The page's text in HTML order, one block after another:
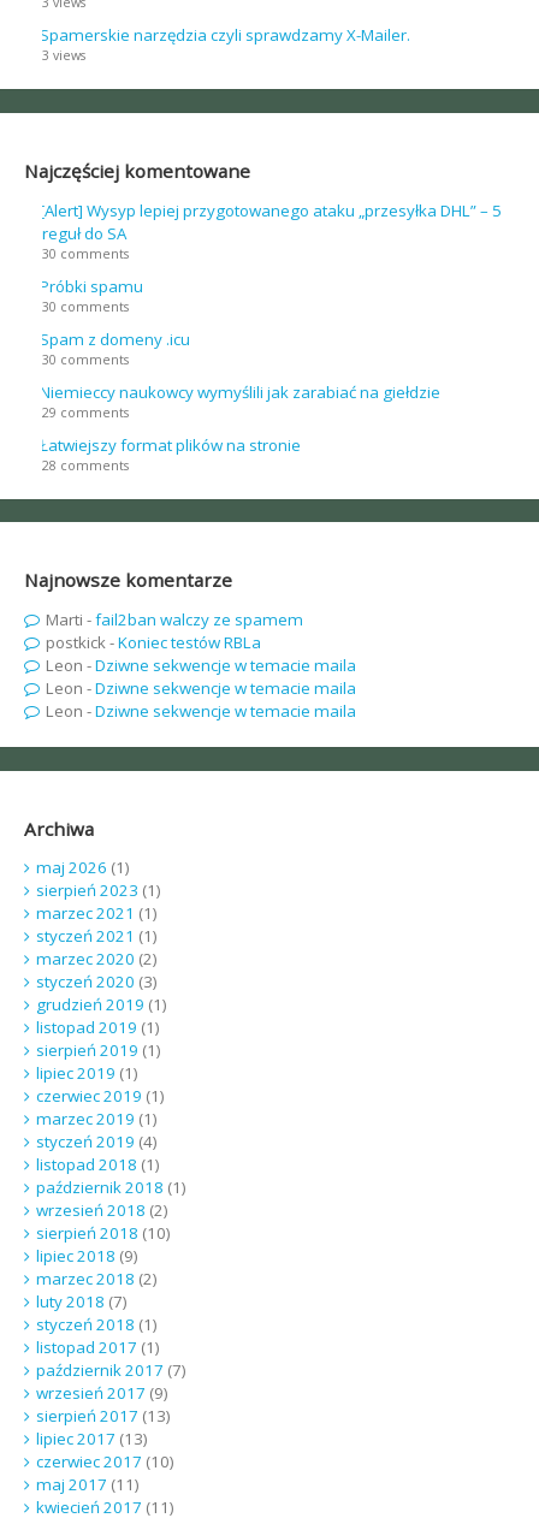
Spamerskie narzędzia czyli sprawdzamy X-Mailer.
3 views
Najczęściej komentowane
[Alert] Wysyp lepiej przygotowanego ataku „przesyłka DHL” – 5
reguł do SA
30 comments
Próbki spamu
30 comments
Spam z domeny .icu
30 comments
Niemieccy naukowcy wymyślili jak zarabiać na giełdzie
29 comments
Łatwiejszy format plików na stronie
28 comments
Najnowsze komentarze
Marti -fail2ban walczy ze spamem
postkick-Koniec testów RBLa
Leon -Dziwne sekwencje w temacie maila
Leon -Dziwne sekwencje w temacie maila
Leon -Dziwne sekwencje w temacie maila
Archiwa
maj 2026 (1)
sierpień 2023 (1)
marzec 2021 (1)
styczeń 2021 (1)
marzec 2020 (2)
styczeń 2020 (3)
grudzień 2019 (1)
listopad 2019 (1)
sierpień 2019 (1)
lipiec 2019 (1)
czerwiec 2019 (1)
marzec 2019 (1)
styczeń 2019 (4)
listopad 2018 (1)
październik 2018 (1)
wrzesień 2018 (2)
sierpień 2018 (10)
lipiec 2018 (9)
marzec 2018 (2)
luty 2018 (7)
styczeń 2018 (1)
listopad 2017 (1)
październik 2017 (7)
wrzesień 2017 (9)
sierpień 2017 (13)
lipiec 2017 (13)
czerwiec 2017 (10)
maj 2017 (11)
kwiecień 2017 (11)